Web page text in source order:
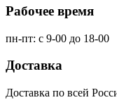
Рабочее время
пн-пт: с 9-00 до 18-00
Доставка
Доставка по всей